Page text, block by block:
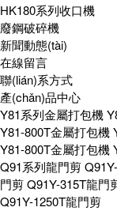
HK180系列收口機
廢鋼破碎機
新聞動態(tài)
在線留言
聯(lián)系方式
產(chǎn)品中心
Y81系列金屬打包機
Y81-800T金屬打包機
Y81-800T金屬打包機
Q91系列龍門剪
門剪Q91Y-315T龍門
Q91Y-1250T龍門剪